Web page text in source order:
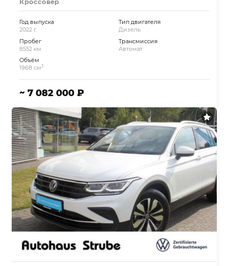
Год выпуска
2022 г.
Пробег
8552 км.
Объём
1968 см3
Тип двигателя
Дизель
Трансмиссия
Автомат
~ 7 082 000 ₽